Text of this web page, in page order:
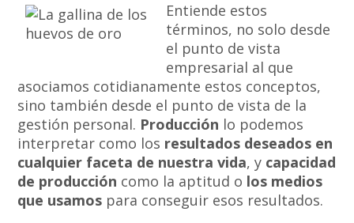
Entiende estos
términos, no solo desde
el punto de vista
empresarial al que
asociamos cotidianamente estos conceptos,
sino también desde el punto de vista de la
gestión personal. Producción lo podemos
interpretar como los resultados deseados en
cualquier faceta de nuestra vida, y capacidad
de producción como la aptitud o los medios
que usamos para conseguir esos resultados.